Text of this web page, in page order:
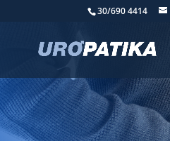
30/690 4414